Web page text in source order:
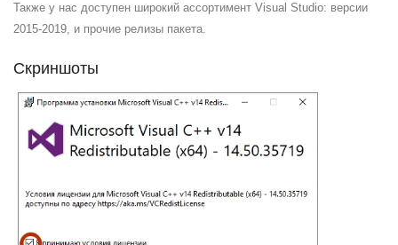
Также у нас доступен широкий ассортимент Visual Studio: версии
2015-2019, и прочие релизы пакета.
Скриншоты